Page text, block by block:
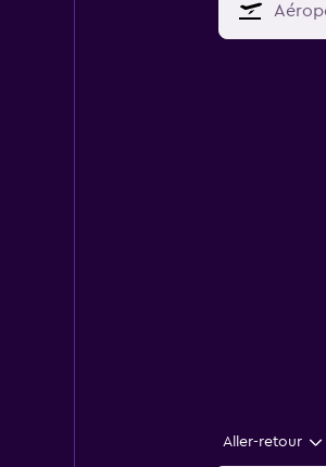
Aller-retour